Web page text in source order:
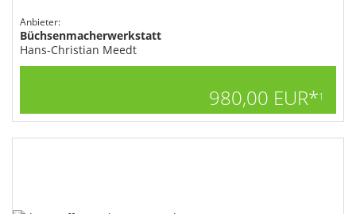
Anbieter:
Büchsenmacherwerkstatt
Hans-Christian Meedt
980,00 EUR*1